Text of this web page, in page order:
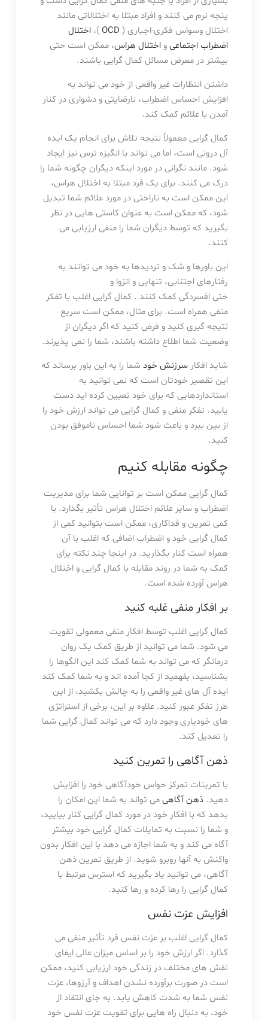
پنجه نرم می کنند و افراد مبتلا به اختلالاتی مانند
اختلال وسواس فکری-اجباری ( OCD )، اختلال
اضطراب اجتماعیو اختلال هراس، ممکن است حتی
بیشتر در معرض مسائل کمال گرایی باشند.
داشتن انتظارات غیر واقعی از خود می تواند به
افزایش احساس اضطراب، نارضایتی و دشواری در کنار
آمدن با علائم کمک کند.
کمال گرایی معمولاً نتیجه تلاش برای انجام یک ایده
آل درونی است، اما می تواند با انگیزه ترس نیز ایجاد
شود. مانند نگرانی در مورد اینکه دیگران چگونه شما را
درک می کنند. برای یک فرد مبتلا به اختلال هراس،
این ممکن است به ناراحتی در مورد علائم شما تبدیل
شود، که ممکن است به عنوان کاستی هایی در نظر
بگیرید که توسط دیگران شما را منفی ارزیابی می
کنند.
این باورها و شک و تردیدها به خود می توانند به
رفتارهای اجتنابی، تنهایی و انزوا و
حتی افسردگی کمک کنند . کمال گرایی اغلب با تفکر
منفی همراه است. برای مثال، ممکن است سریع
نتیجه گیری کنید و فرض کنید که اگر دیگران از
وضعیت شما اطلاع داشته باشند، شما را نمی پذیرند.
شاید افکارسرزنش خودشما را به این باور برساند که
این تقصیر خودتان است که نمی توانید به
استانداردهایی که برای خود تعیین کرده اید دست
یابید. تفکر منفی و کمال گرایی می تواند ارزش خود را
از بین ببرد و باعث شود شما احساس ناموفق بودن
کنید.
چگونه مقابله کنیم
کمال گرایی ممکن است بر توانایی شما برای مدیریت
اضطراب و سایر علائم اختلال هراس تأثیر بگذارد. با
کمی تمرین و فداکاری، ممکن است بتوانید کمی از
کمال گرایی خود و اضطراب اضافی که اغلب با آن
همراه است کنار بگذارید. در اینجا چند نکته برای
کمک به شما در روند مقابله با کمال گرایی و اختلال
هراس آورده شده است.
بر افکار منفی غلبه کنید
کمال گرایی اغلب توسط افکار منفی معمولی تقویت
می شود. شما می توانید از طریق کمک یک روان
درمانگر که می تواند به شما کمک کند این الگوها را
بشناسید، بفهمید از کجا آمده اند و به شما کمک کند
ایده آل های غیر واقعی را به چالش بکشید، از این
طرز تفکر عبور کنید. علاوه بر این، برخی از استراتژی
های خودیاری وجود دارد که می تواند کمال گرایی شما
را تعدیل کند.
ذهن آگاهی را تمرین کنید
با تمرینات تمرکز حواس خودآگاهی خود را افزایش
دهید. ذهن آگاهیمی تواند به شما این امکان را
بدهد که با افکار خود در مورد کمال گرایی کنار بیایید،
و شما را نسبت به تمایلات کمال گرایی خود بیشتر
آگاه می کند و به شما اجازه می دهد با این افکار بدون
واکنش به آنها روبرو شوید. از طریق تمرین ذهن
آگاهی، می توانید یاد بگیرید که استرس مرتبط با
کمال گرایی را رها کرده و رها کنید.
افزایش عزت نفس
کمال گرایی اغلب بر عزت نفس فرد تأثیر منفی می
گذارد. اگر ارزش خود را بر اساس میزان عالی ایفای
نقش های مختلف در زندگی خود ارزیابی کنید، ممکن
است در صورت برآورده نشدن اهداف و آرزوها، عزت
نفس شما به شدت کاهش یابد. به جای انتقاد از
خود، به دنبال راه هایی برای تقویت عزت نفس خود